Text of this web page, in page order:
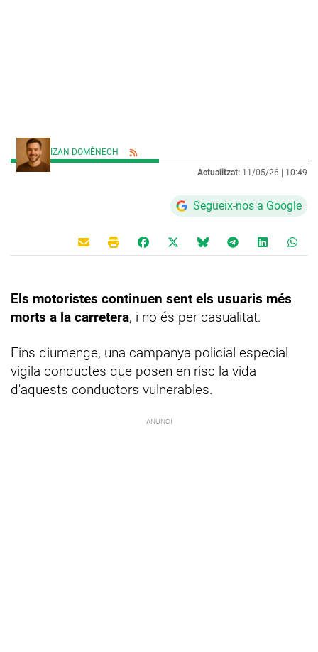
IZAN DOMÈNECH
Actualitzat: 11/05/26 | 10:49
Segueix-nos a Google
Els motoristes continuen sent els usuaris més
morts a la carretera, i no és per casualitat.
Fins diumenge, una campanya policial especial
vigila conductes que posen en risc la vida
d'aquests conductors vulnerables.